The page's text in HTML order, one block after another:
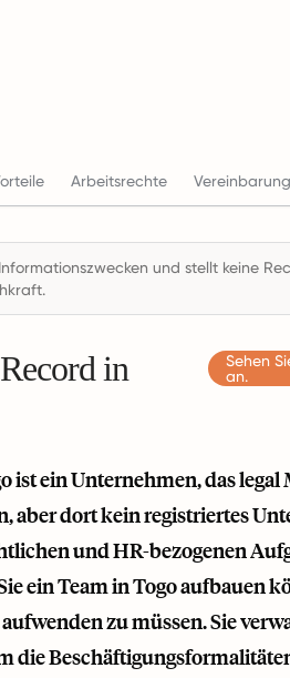
Arbeitsrechte
und stellt keine
in
Sehen
an.
ist ein Unternehmen, das
aber dort kein registriertes
und HR-bezogenen
ein Team in Togo aufbauen
zu müssen. Sie
die